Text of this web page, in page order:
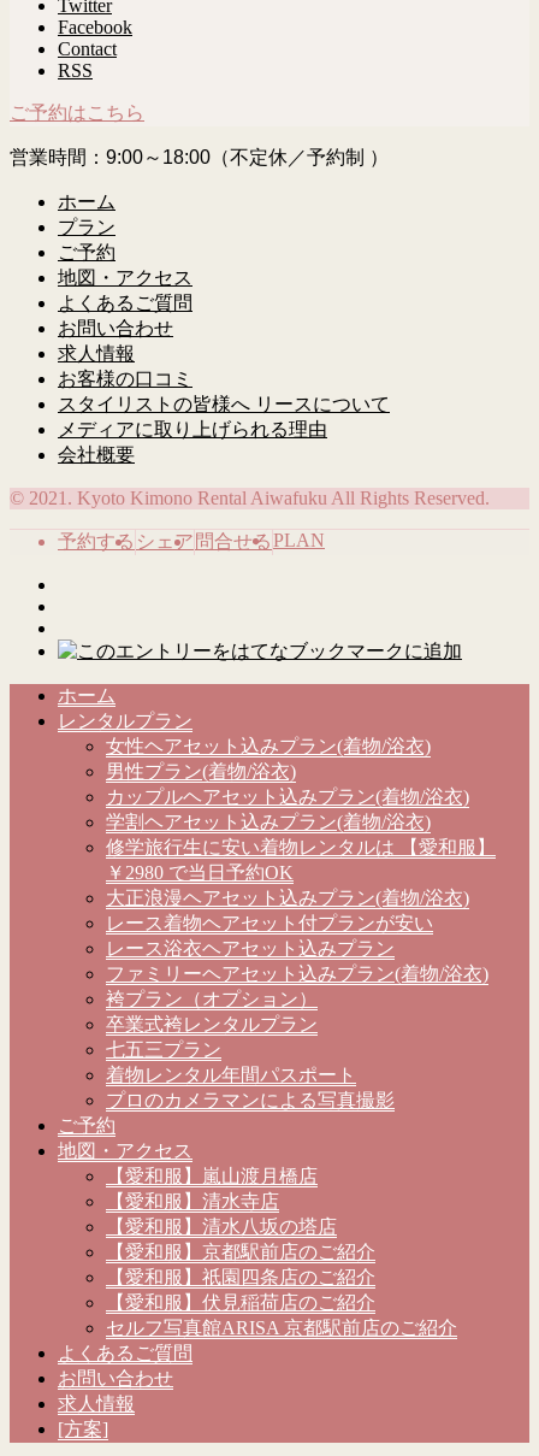
Twitter
Facebook
Contact
RSS
ご予約はこちら
営業時間：9:00～18:00（不定休／予約制 ）
ホーム
プラン
ご予約
地図・アクセス
よくあるご質問
お問い合わせ
求人情報
お客様の口コミ
スタイリストの皆様へ リースについて
メディアに取り上げられる理由
会社概要
© 2021. Kyoto Kimono Rental Aiwafuku All Rights Reserved.
予約する シェア 問合せるPLAN
ホーム
レンタルプラン
女性ヘアセット込みプラン(着物/浴衣)
男性プラン(着物/浴衣)
カップルヘアセット込みプラン(着物/浴衣)
学割ヘアセット込みプラン(着物/浴衣)
修学旅行生に安い着物レンタルは 【愛和服】
￥2980 で当日予約OK
大正浪漫ヘアセット込みプラン(着物/浴衣)
レース着物ヘアセット付プランが安い
レース浴衣ヘアセット込みプラン
ファミリーヘアセット込みプラン(着物/浴衣)
袴プラン（オプション）
卒業式袴レンタルプラン
七五三プラン
着物レンタル年間パスポート
プロのカメラマンによる写真撮影
ご予約
地図・アクセス
【愛和服】嵐山渡月橋店
【愛和服】清水寺店
【愛和服】清水八坂の塔店
【愛和服】京都駅前店のご紹介
【愛和服】祇園四条店のご紹介
【愛和服】伏見稲荷店のご紹介
セルフ写真館ARISA 京都駅前店のご紹介
よくあるご質問
お問い合わせ
求人情報
[方案]